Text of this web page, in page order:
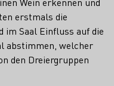
erstmals die
im Saal Einfluss auf die
abstimmen, welcher
den Dreiergruppen